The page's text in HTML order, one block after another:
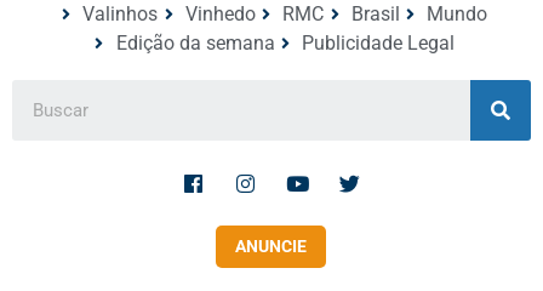
Valinhos Vinhedo RMC Brasil
Mundo
Edição da semana
Publicidade Legal
ANUNCIE